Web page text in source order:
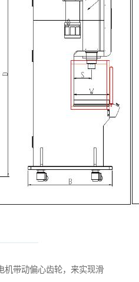
机带动偏心齿轮，来实现滑